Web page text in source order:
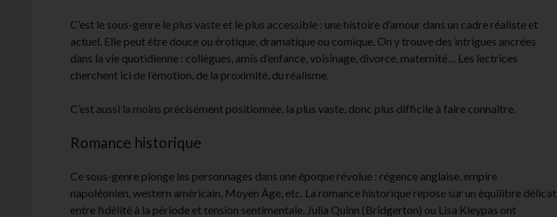
C’est le sous-genre le plus vaste et le plus accessible : une histoire d’amour dans un cadre réaliste et
actuel. Elle peut être douce ou érotique, dramatique ou comique. On y trouve des intrigues ancrées
dans la vie quotidienne : collègues, amis d’enfance, voisinage, divorce, maternité… Les lectrices
cherchent ici de l’émotion, de la proximité, du réalisme.
C’est aussi la moins précisément positionnée, la plus vaste, donc plus difficile à faire connaître.
Romance historique
Ce sous-genre plonge les personnages dans une époque révolue : régence anglaise, empire
napoléonien, western américain, Moyen Âge, etc. La romance historique repose sur un équilibre délicat
entre fidélité à la période et tension sentimentale. Julia Quinn (Bridgerton) ou Lisa Kleypas ont